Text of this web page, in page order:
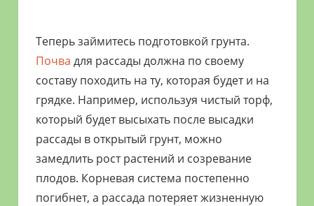
Теперь займитесь подготовкой грунта.
Почва для рассады должна по своему
составу походить на ту, которая будет и на
грядке. Например, используя чистый торф,
который будет высыхать после высадки
рассады в открытый грунт, можно
замедлить рост растений и созревание
плодов. Корневая система постепенно
погибнет, а рассада потеряет жизненную